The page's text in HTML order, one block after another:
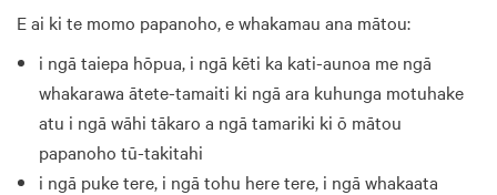
E ai ki te momo papanoho, e whakamau ana mātou:
i ngā taiepa hōpua, i ngā kēti ka kati-aunoa me ngā
whakarawa ātete-tamaiti ki ngā ara kuhunga motuhake
atu i ngā wāhi tākaro a ngā tamariki ki ō mātou
papanoho tū-takitahi
i ngā puke tere, i ngā tohu here tere, i ngā whakaata